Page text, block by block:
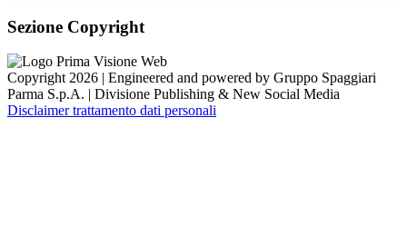
Sezione Copyright
Copyright 2026 | Engineered and powered by Gruppo Spaggiari
Parma S.p.A. | Divisione Publishing & New Social Media
Disclaimer trattamento dati personali